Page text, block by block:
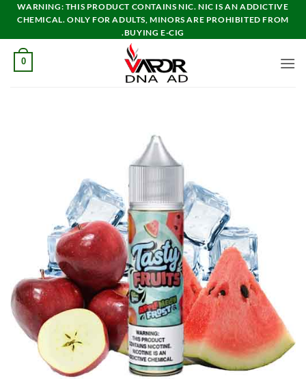
تخطي
للمحتوى
WARNING: THIS PRODUCT CONTAINS NIC. NIC IS AN ADDICTIVE
CHEMICAL. ONLY FOR ADULTS, MINORS ARE PROHIBITED FROM
BUYING E-CIG.
0